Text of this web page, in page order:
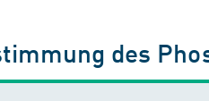
des